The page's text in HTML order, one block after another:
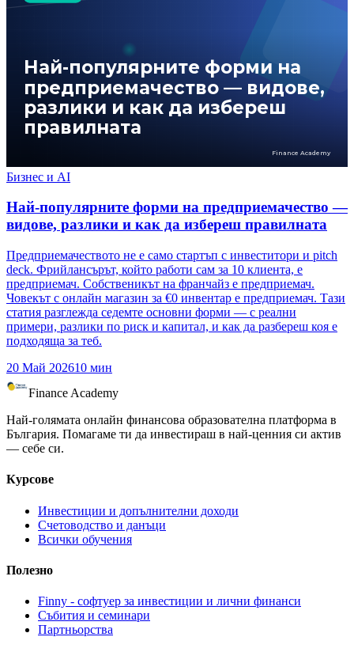
Най-популярните форми на
предприемачество — видове,
разлики и как да избереш
правилната
Finance Academy
Бизнес и AI
Най-популярните форми на предприемачество —
видове, разлики и как да избереш правилната
Предприемачеството не е само стартъп с инвеститори и pitch
deck. Фрийлансърът, който работи сам за 10 клиента, е
предприемач. Собственикът на франчайз е предприемач.
Човекът с онлайн магазин за €0 инвентар е предприемач. Тази
статия разглежда седемте основни форми — с реални
примери, разлики по риск и капитал, и как да разбереш коя е
подходяща за теб.
20 Май 202610 мин
Finance Academy
Най-голямата онлайн финансова образователна платформа в
България. Помагаме ти да инвестираш в най-ценния си актив
— себе си.
Курсове
Инвестиции и допълнителни доходи
Счетоводство и данъци
Всички обучения
Полезно
Finny - софтуер за инвестиции и лични финанси
Събития и семинари
Партньорства